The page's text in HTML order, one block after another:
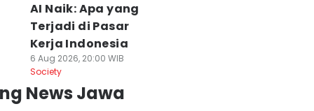
AI Naik: Apa yang
Terjadi di Pasar
Kerja Indonesia
6 Aug 2026, 20:00 WIB
Society
News Jawa